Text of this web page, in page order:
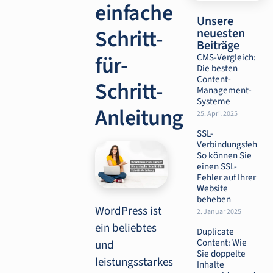
einfache
Schritt-
für-
Schritt-
Anleitung
WordPress ist
ein beliebtes
und
leistungsstarkes
Unsere
neuesten
Beiträge
CMS-Vergleich:
Die besten
Content-
Management-
Systeme
25. April 2025
SSL-
Verbindungsfehler:
So können Sie
einen SSL-
Fehler auf Ihrer
Website
beheben
2. Januar 2025
Duplicate
Content: Wie
Sie doppelte
Inhalte